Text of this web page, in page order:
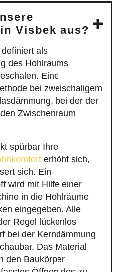
Visbek aus?
als
des Hohlraums
Eine
bei zweischaligem
bei der der
Zwischenraum
spürbar Ihre
erhöht sich,
sich. Ein
wird mit Hilfe einer
in die Hohlräume
eingegeben. Alle
Regel lückenlos
bei der Kerndämmung
Das Material
den Baukörper